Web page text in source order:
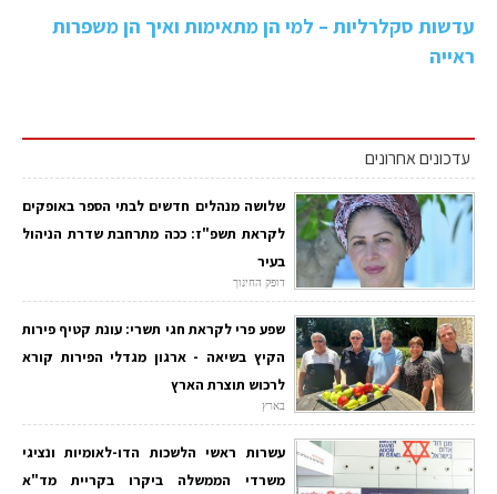
עדשות סקלרליות – למי הן מתאימות ואיך הן משפרות
ראייה
עדכונים אחרונים
שלושה מנהלים חדשים לבתי הספר באופקים
לקראת תשפ"ז: ככה מתרחבת שדרת הניהול
בעיר
דופק החינוך
שפע פרי לקראת חגי תשרי: עונת קטיף פירות
הקיץ בשיאה - ארגון מגדלי הפירות קורא
לרכוש תוצרת הארץ
בארץ
עשרות ראשי הלשכות הדו-לאומיות ונציגי
משרדי הממשלה ביקרו בקריית מד"א